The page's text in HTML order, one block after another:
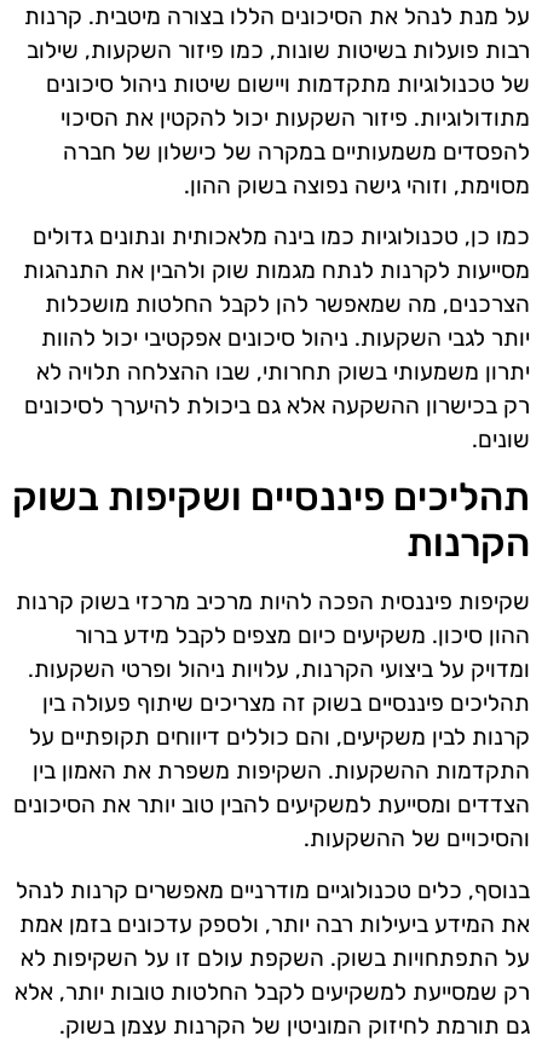
על מנת לנהל את הסיכונים הללו בצורה מיטבית. קרנות
רבות פועלות בשיטות שונות, כמו פיזור השקעות, שילוב
של טכנולוגיות מתקדמות ויישום שיטות ניהול סיכונים
מתודולוגיות. פיזור השקעות יכול להקטין את הסיכוי
להפסדים משמעותיים במקרה של כישלון של חברה
מסוימת, וזוהי גישה נפוצה בשוק ההון.
כמו כן, טכנולוגיות כמו בינה מלאכותית ונתונים גדולים
מסייעות לקרנות לנתח מגמות שוק ולהבין את התנהגות
הצרכנים, מה שמאפשר להן לקבל החלטות מושכלות
יותר לגבי השקעות. ניהול סיכונים אפקטיבי יכול להוות
יתרון משמעותי בשוק תחרותי, שבו ההצלחה תלויה לא
רק בכישרון ההשקעה אלא גם ביכולת להיערך לסיכונים
שונים.
תהליכים פיננסיים ושקיפות בשוק
הקרנות
שקיפות פיננסית הפכה להיות מרכיב מרכזי בשוק קרנות
ההון סיכון. משקיעים כיום מצפים לקבל מידע ברור
ומדויק על ביצועי הקרנות, עלויות ניהול ופרטי השקעות.
תהליכים פיננסיים בשוק זה מצריכים שיתוף פעולה בין
קרנות לבין משקיעים, והם כוללים דיווחים תקופתיים על
התקדמות ההשקעות. השקיפות משפרת את האמון בין
הצדדים ומסייעת למשקיעים להבין טוב יותר את הסיכונים
והסיכויים של ההשקעות.
בנוסף, כלים טכנולוגיים מודרניים מאפשרים קרנות לנהל
את המידע ביעילות רבה יותר, ולספק עדכונים בזמן אמת
על התפתחויות בשוק. השקפת עולם זו על השקיפות לא
רק שמסייעת למשקיעים לקבל החלטות טובות יותר, אלא
גם תורמת לחיזוק המוניטין של הקרנות עצמן בשוק.